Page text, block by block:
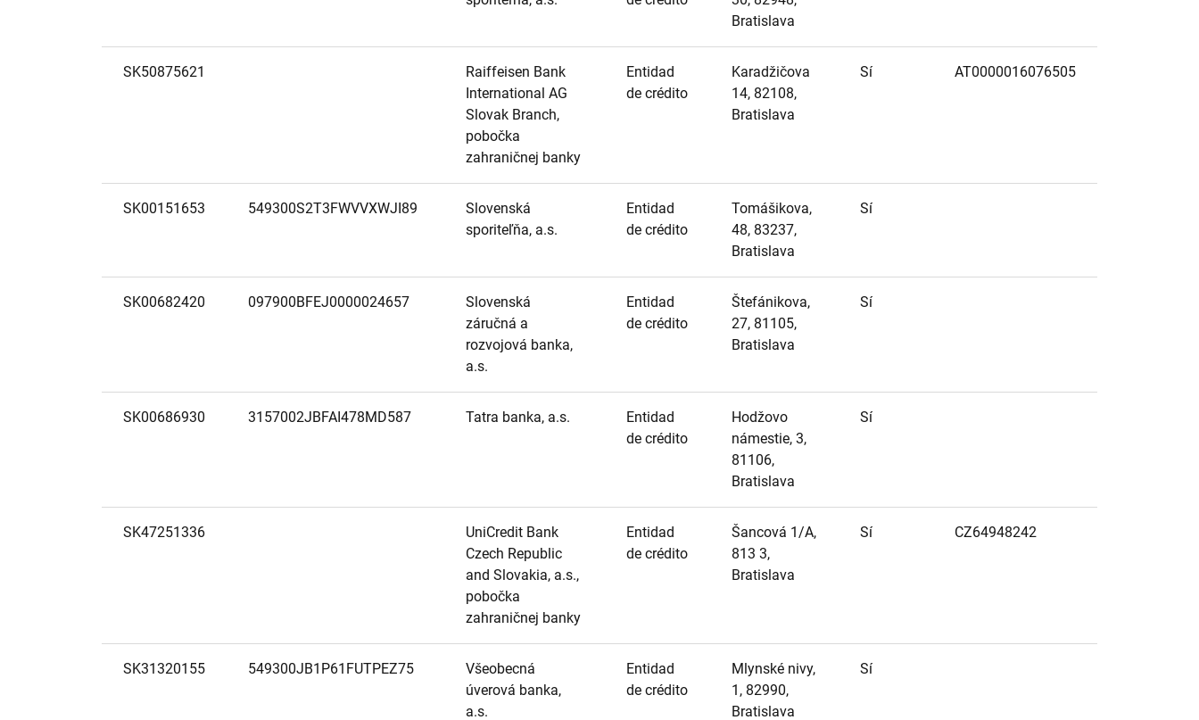
Bratislava
SK50875621
Raiffeisen Bank
International AG
Slovak Branch,
pobočka
zahraničnej banky
Entidad
de crédito
Karadžičova
14, 82108,
Bratislava
Sí AT0000016076505
SK00151653 549300S2T3FWVVXWJI89
Slovenská
sporiteľňa, a.s.
Entidad
de crédito
Tomášikova,
48, 83237,
Bratislava
Sí
SK00682420 097900BFEJ0000024657
Slovenská
záručná a
rozvojová banka,
a.s.
Entidad
de crédito
Štefánikova,
27, 81105,
Bratislava
Sí
SK00686930 3157002JBFAI478MD587 Tatra banka, a.s.
Entidad
de crédito
Hodžovo
námestie, 3,
81106,
Bratislava
Sí
SK47251336
UniCredit Bank
Czech Republic
and Slovakia, a.s.,
pobočka
zahraničnej banky
Entidad
de crédito
Šancová 1/A,
813 3,
Bratislava
Sí CZ64948242
SK31320155 549300JB1P61FUTPEZ75
Všeobecná
úverová banka,
a.s.
Entidad
de crédito
Mlynské nivy,
1, 82990,
Bratislava
Sí